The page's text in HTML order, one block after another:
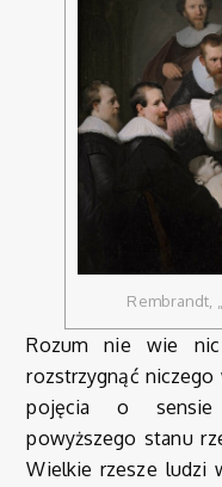
Rembrandt,
Rozum nie wie
rozstrzygnąć
pojęcia o sensie
powyższego stanu
Wielkie rzesze ludzi